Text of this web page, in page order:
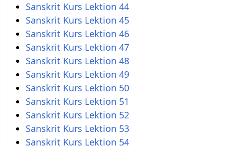
Sanskrit Kurs Lektion 44
Sanskrit Kurs Lektion 45
Sanskrit Kurs Lektion 46
Sanskrit Kurs Lektion 47
Sanskrit Kurs Lektion 48
Sanskrit Kurs Lektion 49
Sanskrit Kurs Lektion 50
Sanskrit Kurs Lektion 51
Sanskrit Kurs Lektion 52
Sanskrit Kurs Lektion 53
Sanskrit Kurs Lektion 54